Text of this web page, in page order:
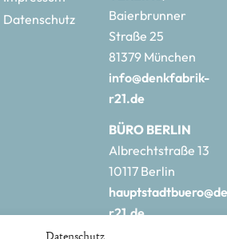
Datenschutz
Datenschutz
Baierbrunner
Straße 25
81379 München
info@denkfabrik-
r21.de
BÜRO BERLIN
Albrechtstraße 13
10117 Berlin
r21.de